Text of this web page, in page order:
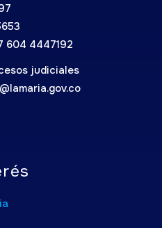
604 4447192
judiciales